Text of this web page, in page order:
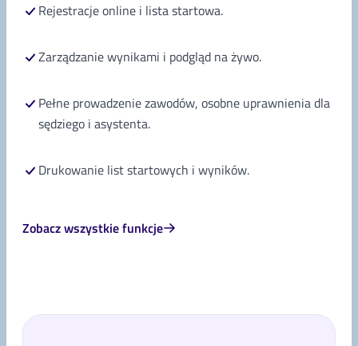
Rejestracje online i lista startowa.
Zarządzanie wynikami i podgląd na żywo.
Pełne prowadzenie zawodów, osobne uprawnienia dla
sędziego i asystenta.
Drukowanie list startowych i wyników.
Zobacz wszystkie funkcje